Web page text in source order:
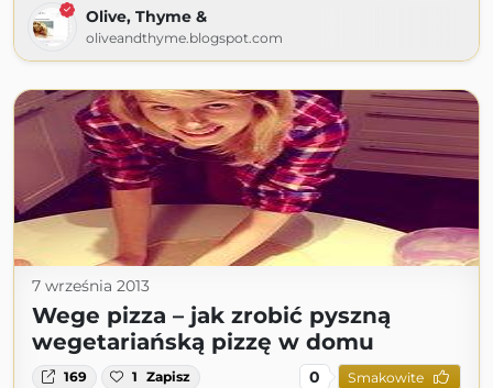
Olive, Thyme &
oliveandthyme.blogspot.com
7 września 2013
Wege pizza – jak zrobić pyszną
wegetariańską pizzę w domu
169 1 Zapisz 0 Smakowite